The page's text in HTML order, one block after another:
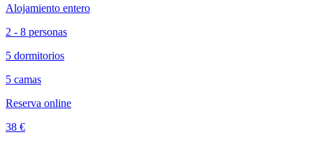
Alojamiento entero
2 - 8 personas
5 dormitorios
5 camas
Reserva online
38 €